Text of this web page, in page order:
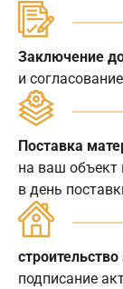
Заключение
и
Поставка
на ваш объект
в день
подписание